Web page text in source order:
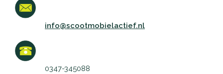
info@scootmobielactief.nl
0347-345088